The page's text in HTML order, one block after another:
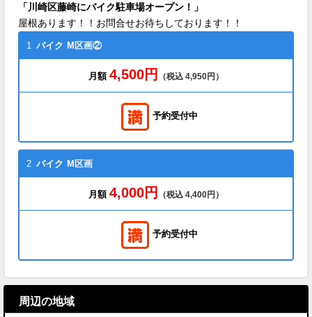
「川崎区藤崎にバイク駐車場オープン！」
屋根あります！！お問合せお待ちしております！！
1 バイク M区画②
月額 4,500円 （税込 4,950円）
予約受付中
2 バイク M区画
月額 4,000円 （税込 4,400円）
予約受付中
周辺の地域